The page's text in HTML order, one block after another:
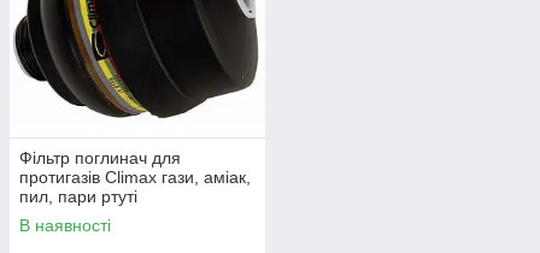
Фільтр поглинач для
протигазів Climax гази, аміак,
пил, пари ртуті
A2B2E2K2HgP3 02025
В наявності